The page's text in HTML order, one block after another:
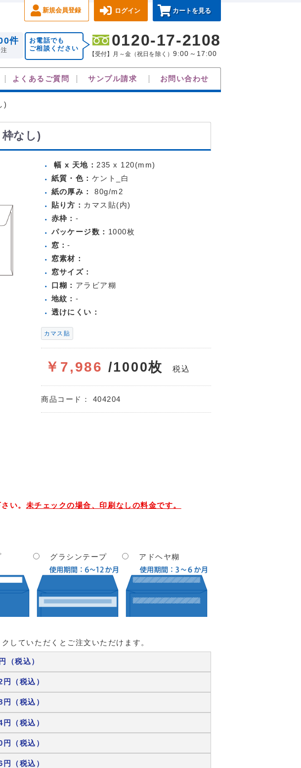
新規会員登録 ログイン カートを見る
件
お電話でも
ご相談ください
0120-17-2108
【受付】月～金（祝日を除く）9:00～17:00
よくあるご質問 サンプル請求 お問い合わせ
)
なし)
幅 x 天地： 235 x 120(mm)
紙質・色： ケント_白
紙の厚み：
80g/m2
貼り方： カマス貼(内)
赤枠： -
パッケージ数： 1000枚
窓：-
窓素材：
窓サイズ：
口糊： アラビア糊
地紋： -
透けにくい：
カマス貼
￥7,986 /1000枚 税込
商品コード： 404204
い。 未チェックの場合、印刷なしの料金です。
グラシンテープ アドヘヤ糊
していただくとご注文いただけます。
（税込）
（税込）
（税込）
（税込）
（税込）
（税込）